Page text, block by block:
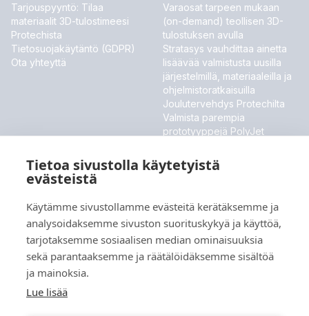
Tietoa sivustolla käytetyistä
evästeistä
Käytämme sivustollamme evästeitä kerätäksemme ja
analysoidaksemme sivuston suorituskykyä ja käyttöä,
tarjotaksemme sosiaalisen median ominaisuuksia
sekä parantaaksemme ja räätälöidäksemme sisältöä
ja mainoksia.
Lue lisää
Tarjouspyyntö: Tilaa
materiaalit 3D-tulostimeesi
Protechista
Tietosuojakäytäntö (GDPR)
Ota yhteyttä
Varaosat tarpeen mukaan
(on-demand) teollisen 3D-
tulostuksen avulla
Stratasys vauhdittaa ainetta
lisäävää valmistusta uusilla
järjestelmillä, materiaaleilla ja
ohjelmistoratkaisuilla
Joulutervehdys Protechilta
Valmista parempia
prototyyppejä PolyJet
Stratasys esittelee uudet
materiaalit ja ohjelmistouutiset
MESSUT JA TAPAHTUMAT
Meillä ei ole tällä hetkellä tulevia tapahtumia.